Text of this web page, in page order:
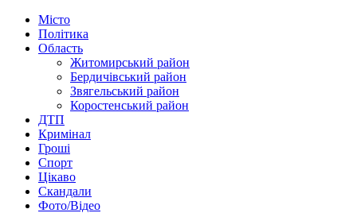
Місто
Політика
Область
Житомирський район
Бердичівський район
Звягельський район
Коростенський район
ДТП
Кримінал
Гроші
Спорт
Цікаво
Скандали
Фото/Відео